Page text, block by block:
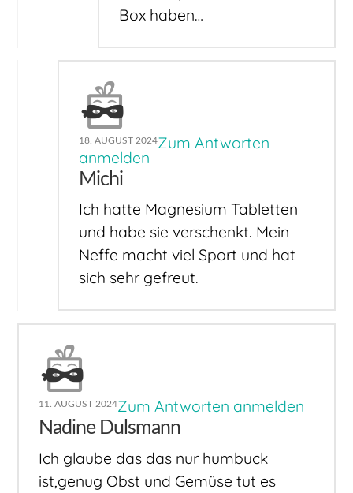
Box haben…
18. AUGUST 2024Zum Antworten
anmelden
Michi
Ich hatte Magnesium Tabletten
und habe sie verschenkt. Mein
Neffe macht viel Sport und hat
sich sehr gefreut.
11. AUGUST 2024Zum Antworten anmelden
Nadine Dulsmann
Ich glaube das das nur humbuck
ist,genug Obst und Gemüse tut es